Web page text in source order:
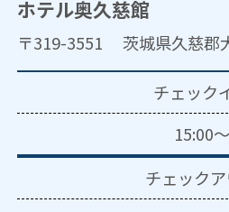
ホテル奥久慈館
〒319-3551 茨城県久慈郡
チェック
15:00～
チェック